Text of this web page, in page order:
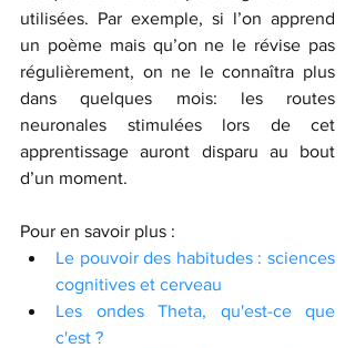
utilisées. Par exemple, si l’on apprend
un poème mais qu’on ne le révise pas
régulièrement, on ne le connaîtra plus
dans quelques mois: les routes
neuronales stimulées lors de cet
apprentissage auront disparu au bout
d’un moment.
Pour en savoir plus :
Le pouvoir des habitudes : sciences
cognitives et cerveau
Les ondes Theta, qu'est-ce que
c'est ?